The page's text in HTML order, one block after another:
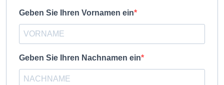
Geben Sie Ihren Vornamen ein
Geben Sie Ihren Nachnamen ein